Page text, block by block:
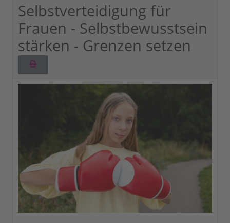
Selbstverteidigung für
Frauen - Selbstbewusstsein
stärken - Grenzen setzen